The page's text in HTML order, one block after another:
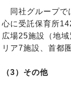
同社グループで
心に受託保育所
広場25施設（地
リア7施設、首都
（3）その他